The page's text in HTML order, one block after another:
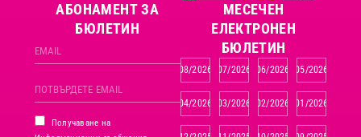
АБОНАМЕНТ ЗА
БЮЛЕТИН
Получаване на
MЕСЕЧЕН
ЕЛЕКТРОНЕН
БЮЛЕТИН
08/2026 07/2026 06/2026 05/2026
04/2026 03/2026 02/2026 01/2026